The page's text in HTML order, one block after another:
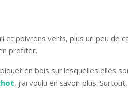
et poivrons verts, plus un peu de
profiter.
en bois sur lesquelles elles
, j’ai voulu en savoir plus.